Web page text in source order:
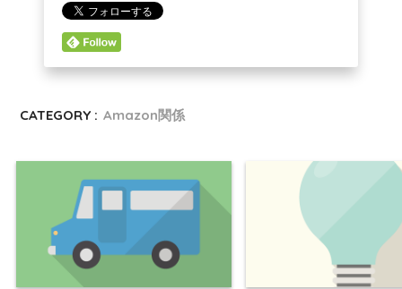
CATEGORY : Amazon関係